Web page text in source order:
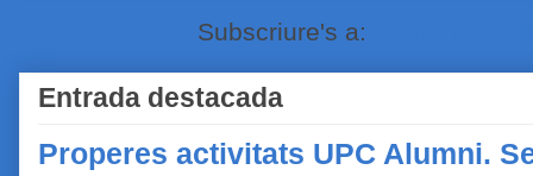
Subscriure's a:
Entrada destacada
Properes activitats UPC Alumni.